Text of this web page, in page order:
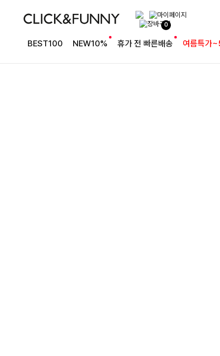
0
BEST100 NEW10% 휴가 전 빠른배송 여름특가
완성도 높은 원피스SET
특스트라이프 링클원피스+스트링자켓SET